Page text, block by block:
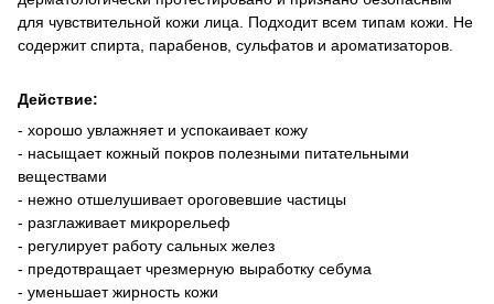
для чувствительной кожи лица. Подходит всем типам кожи. Не
содержит спирта, парабенов, сульфатов и ароматизаторов.
Действие:
- хорошо увлажняет и успокаивает кожу
- насыщает кожный покров полезными питательными
веществами
- нежно отшелушивает ороговевшие частицы
- разглаживает микрорельеф
- регулирует работу сальных желез
- предотвращает чрезмерную выработку себума
- уменьшает жирность кожи